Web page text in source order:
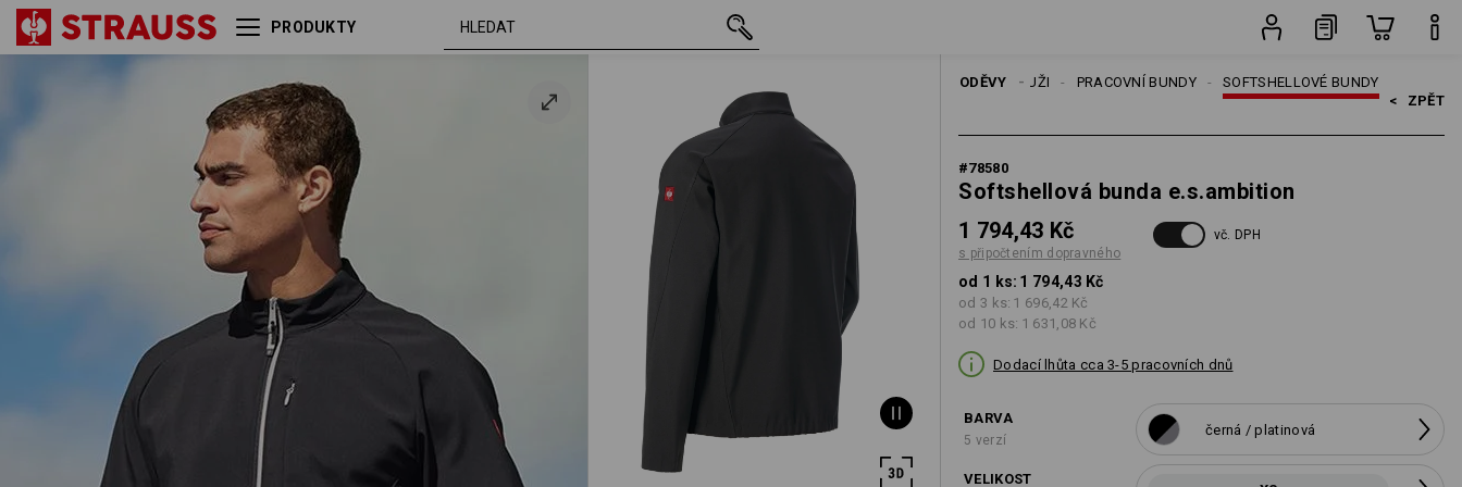
PRODUKTY
ODĚVY SOFTSHELLOVÉ BUNDY
PRACOVNÍ BUNDY
MUŽI
< ZPĚT
#78580
Softshellová bunda e.s.ambition
1 794,43 Kč
s připočtením dopravného
vč. DPH
od 1 ks: 1 794,43 Kč
od 3 ks: 1 696,42 Kč
od 10 ks: 1 631,08 Kč
Dodací lhůta cca 3-5 pracovních dnů
BARVA
5 verzí
černá / platinová
VELIKOST
Softshellová bunda
e.s.ambition
XS 1 794,43 Kč